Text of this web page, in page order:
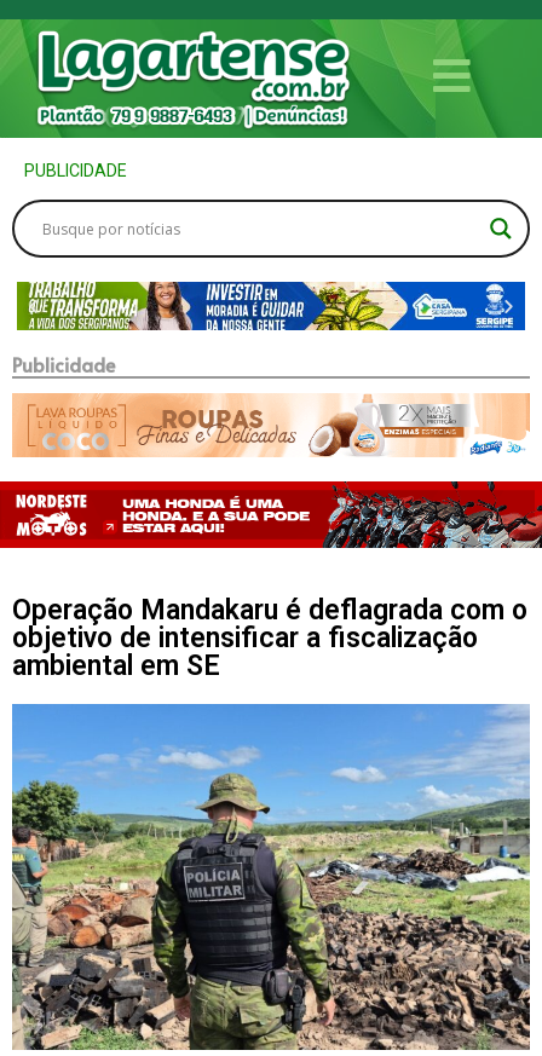
PUBLICIDADE
Publicidade
Operação Mandakaru é deflagrada com o
objetivo de intensificar a fiscalização
ambiental em SE